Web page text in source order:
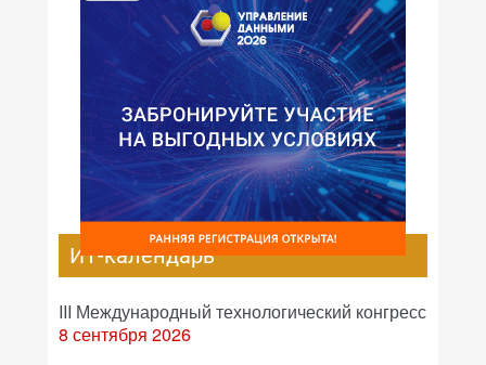
ИТ-календарь
III Международный технологический конгресс
8 сентября 2026